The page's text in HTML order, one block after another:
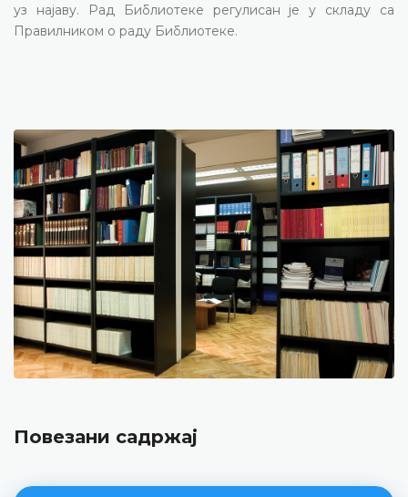
уз најаву. Рад Библиотеке регулисан је у складу са
Правилником о раду Библиотеке.
Повезани садржај